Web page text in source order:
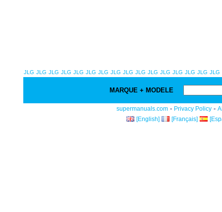
JLG JLG JLG JLG JLG JLG JLG JLG JLG JLG JLG JLG JLG JLG JLG JLG
MARQUE + MODELE
supermanuals.com - Privacy Policy -
[English]
[Français]